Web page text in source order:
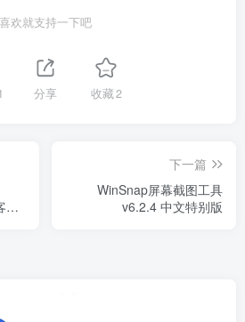
喜欢就支持一下吧
分享 收藏2
户
下一篇
WinSnap屏幕截图工具
v6.2.4 中文特别版